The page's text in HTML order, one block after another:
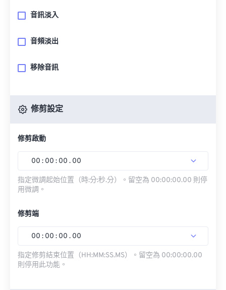
音訊淡入
音頻淡出
移除音訊
修剪設定
修剪啟動
00 : 00 : 00 . 00
指定微調起始位置（時:分:秒.分）。留空為 00:00:00.00 則停
用微調。
修剪端
00 : 00 : 00 . 00
指定修剪結束位置（HH:MM:SS.MS）。留空為 00:00:00.00
則停用此功能。